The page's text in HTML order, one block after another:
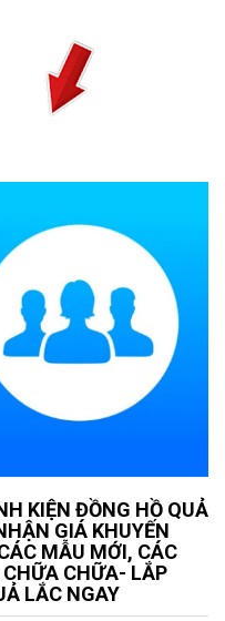
KIỆN ĐỒNG HỒ QUẢ
GIÁ KHUYẾN
MẪU MỚI, CÁC
CHỮA- LẮP
LẮC NGAY